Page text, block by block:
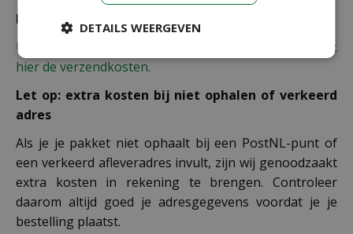
Bezorgkosten overige landen:
Uiteraard verzenden wij ook buiten Nederland,
bekijk
hier de verzendkosten.
Let op: extra kosten bij niet ophalen of verkeerd
adres
Als je je pakket niet ophaalt bij een PostNL-punt of
een verkeerd afleveradres invult, zijn wij genoodzaakt
extra kosten in rekening te brengen. Controleer
daarom altijd goed je adresgegevens voordat je je
bestelling plaatst.
DETAILS WEERGEVEN